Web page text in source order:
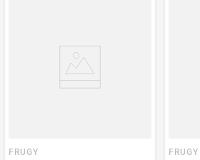
FRUGY FRUGY